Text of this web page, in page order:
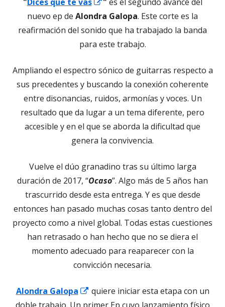
en
una
ventana
nuevo ep de Alondra Galopa. Este corte es la
reafirmación del sonido que ha trabajado la banda
para este trabajo.
Ampliando el espectro sónico de guitarras respecto a
sus precedentes y buscando la conexión coherente
entre disonancias, ruidos, armonías y voces. Un
resultado que da lugar a un tema diferente, pero
accesible y en el que se aborda la dificultad que
genera la convivencia.
Vuelve el dúo granadino tras su último larga
duración de 2017, “Ocaso”. Algo más de 5 años han
trascurrido desde esta entrega. Y es que desde
entonces han pasado muchas cosas tanto dentro del
proyecto como a nivel global. Todas estas cuestiones
han retrasado o han hecho que no se diera el
momento adecuado para reaparecer con la
convicción necesaria.
Alondra Galopa
Abrir
en
quiere iniciar esta etapa con un